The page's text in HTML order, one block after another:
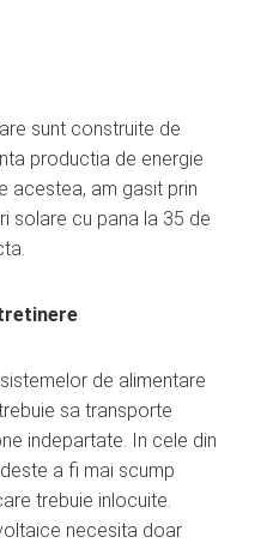
sunt construite de
productia de energie
acestea, am gasit prin
solare cu pana la 35 de
de alimentare
sa transporte
indepartate. In cele din
a fi mai scump
trebuie inlocuite.
necesita doar